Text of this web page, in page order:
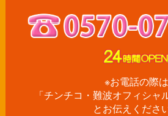
※お電話の際は
「チンチコ・難波オフィシャ
とお伝えください